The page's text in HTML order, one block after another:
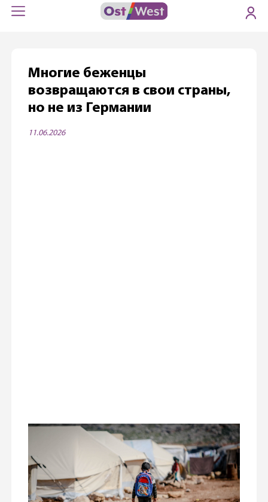
Многие беженцы
возвращаются в свои страны,
но не из Германии
11.06.2026